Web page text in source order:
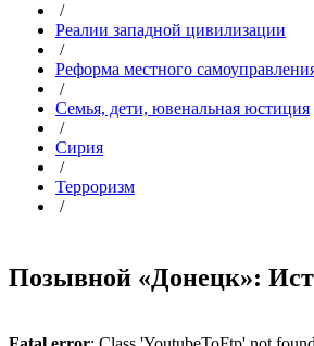
/
Реалии западной цивилизации
/
Реформа местного
/
Семья, дети, ювенальная юстиция
/
Сирия
/
Терроризм
/
Позывной «Донецк»: